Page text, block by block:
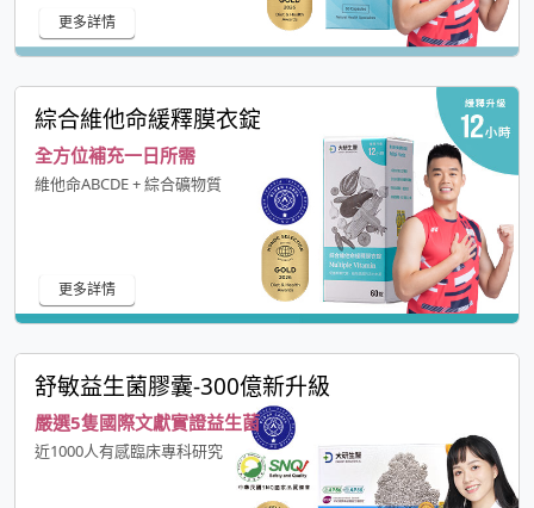
更多詳情
綜合維他命緩釋膜衣錠
全方位補充一日所需
維他命ABCDE + 綜合礦物質
更多詳情
舒敏益生菌膠囊-300億新升級
嚴選5隻國際文獻實證益生菌
近1000人有感臨床專科研究